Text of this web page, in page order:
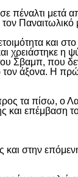
μετά
τον
και
η
Σβαμπ, που
άξονα. Η
τα πίσω, ο
και επέμβαση
στην